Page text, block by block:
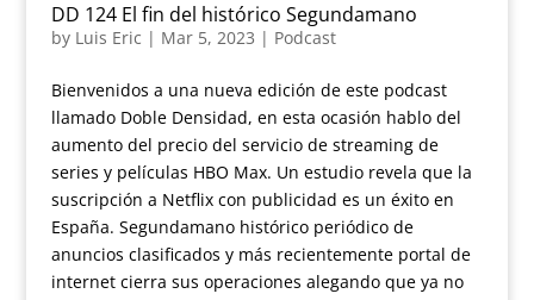
DD 124 El fin del histórico Segundamano
by Luis Eric | Mar 5, 2023 | Podcast
Bienvenidos a una nueva edición de este podcast
llamado Doble Densidad, en esta ocasión hablo del
aumento del precio del servicio de streaming de
series y películas HBO Max. Un estudio revela que la
suscripción a Netflix con publicidad es un éxito en
España. Segundamano histórico periódico de
anuncios clasificados y más recientemente portal de
internet cierra sus operaciones alegando que ya no